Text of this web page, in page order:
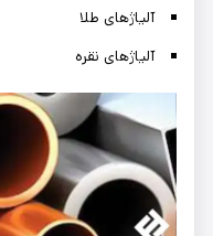
آلیاژهای طلا
آلیاژهای نقره